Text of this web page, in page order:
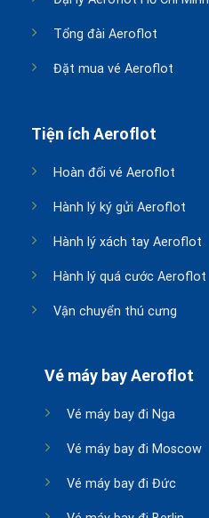
Tổng đài Aeroflot
Đặt mua vé Aeroflot
Tiện ích Aeroflot
Hoàn đổi vé Aeroflot
Hành lý ký gửi Aeroflot
Hành lý xách tay Aeroflot
Hành lý quá cước Aeroflot
Vận chuyển thú cưng
Vé máy bay Aeroflot
Vé máy bay đi Nga
Vé máy bay đi Moscow
Vé máy bay đi Đức